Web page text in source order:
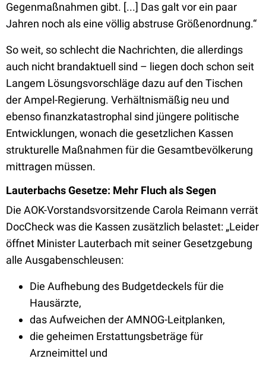
Gegenmaßnahmen gibt. [...] Das galt vor ein paar
Jahren noch als eine völlig abstruse Größenordnung.“
So weit, so schlecht die Nachrichten, die allerdings
auch nicht brandaktuell sind – liegen doch schon seit
Langem Lösungsvorschläge dazu auf den Tischen
der Ampel-Regierung. Verhältnismäßig neu und
ebenso finanzkatastrophal sind jüngere politische
Entwicklungen, wonach die gesetzlichen Kassen
strukturelle Maßnahmen für die Gesamtbevölkerung
mittragen müssen.
Lauterbachs Gesetze: Mehr Fluch als Segen
Die AOK-Vorstandsvorsitzende Carola Reimann verrät
DocCheck was die Kassen zusätzlich belastet: „Leider
öffnet Minister Lauterbach mit seiner Gesetzgebung
alle Ausgabenschleusen:
Die Aufhebung des Budgetdeckels für die
Hausärzte,
das Aufweichen der AMNOG-Leitplanken,
die geheimen Erstattungsbeträge für
Arzneimittel und